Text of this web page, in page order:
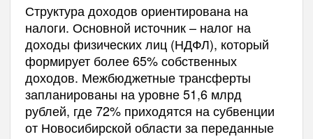
Структура доходов ориентирована на
налоги. Основной источник – налог на
доходы физических лиц (НДФЛ), который
формирует более 65% собственных
доходов. Межбюджетные трансферты
запланированы на уровне 51,6 млрд
рублей, где 72% приходятся на субвенции
от Новосибирской области за переданные